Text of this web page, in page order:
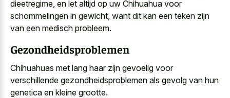
dieetregime, en let altijd op uw Chihuahua voor
schommelingen in gewicht, want dit kan een teken zijn
van een medisch probleem.
Gezondheidsproblemen
Chihuahuas met lang haar zijn gevoelig voor
verschillende gezondheidsproblemen als gevolg van hun
genetica en kleine grootte.